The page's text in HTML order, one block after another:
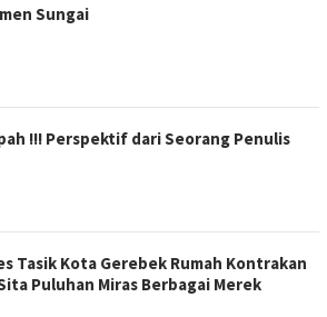
Sungai
!!! Perspektif dari Seorang Penulis
Tasik Kota Gerebek Rumah Kontrakan
Puluhan Miras Berbagai Merek